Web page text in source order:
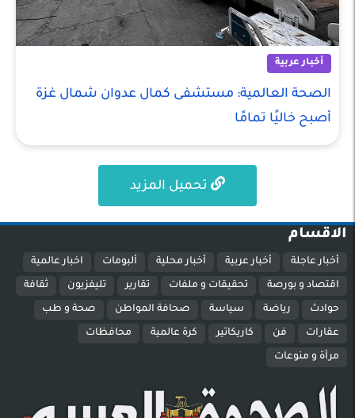
أخبار عربية
الصحة العالمية: مستشفى كمال عدوان شمال غزة
أصبح خاليًا تمامًا
تحميل المزيد
الاقسام
أخبار عاجلة أخبار عربية أخبار محلية ألبومات اخبار عالمية
اقتصاد و بورصة تحقيقات و ملفات تقارير تليفزيون ثقافة
حوادث رياضة سياسة صحافة المواطن صحة و طب
عقارات فن كاريكاتير كرة عالمية محافظات
مرأة و منوعات